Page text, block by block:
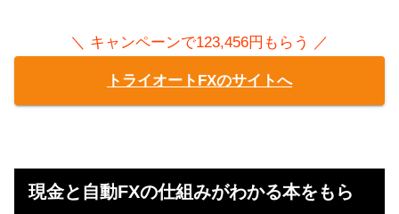
＼ キャンペーンで123,456円もらう ／
トライオートFXのサイトへ
現金と自動FXの仕組みがわかる本をもら